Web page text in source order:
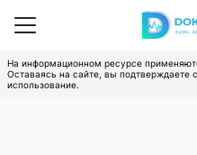
На информационном ресурсе
Оставаясь на сайте, вы подтверждаете
использование.